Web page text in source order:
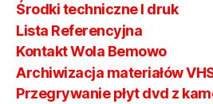
Środki techniczne I druk
Lista Referencyjna
Kontakt Wola Bemowo
Archiwizacja materiałów
Przegrywanie płyt dvd z